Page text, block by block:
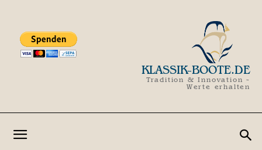
KLASSIK-BOOTE.DE
Tradition & Innovation -
Werte erhalten